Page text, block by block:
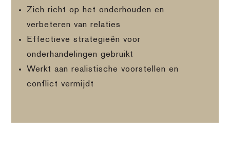
Zich richt op het onderhouden en
verbeteren van relaties
Effectieve strategieën voor
onderhandelingen gebruikt
Werkt aan realistische voorstellen en
conflict vermijdt